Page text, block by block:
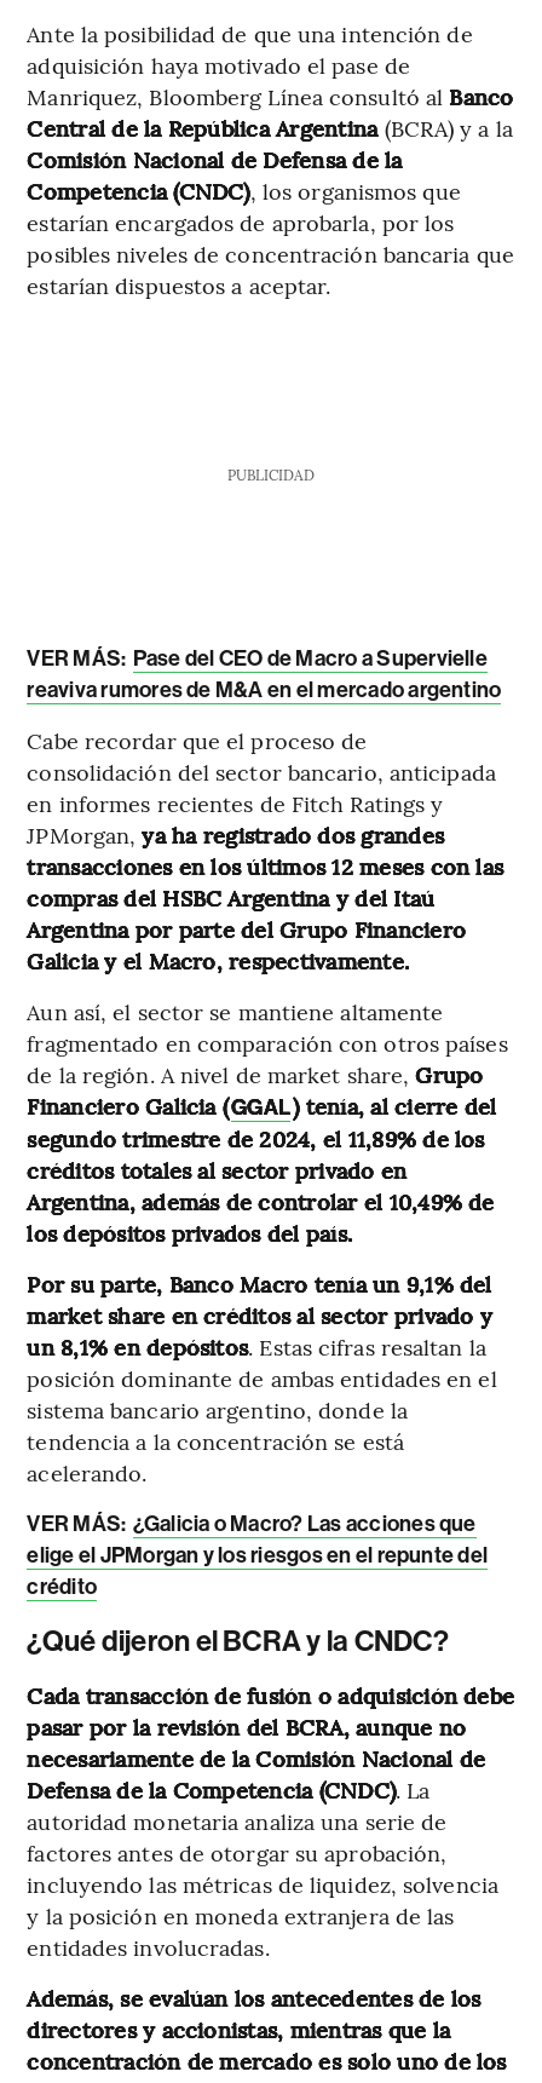
Ante la posibilidad de que una intención de
adquisición haya motivado el pase de
Manriquez, Bloomberg Línea consultó al Banco
Central de la República Argentina (BCRA) y a la
Comisión Nacional de Defensa de la
Competencia (CNDC), los organismos que
estarían encargados de aprobarla, por los
posibles niveles de concentración bancaria que
estarían dispuestos a aceptar.
PUBLICIDAD
VER MÁS: Pase del CEO de Macro a Supervielle
reaviva rumores de M&A en el mercado argentino
Cabe recordar que el proceso de
consolidación del sector bancario, anticipada
en informes recientes de Fitch Ratings y
JPMorgan,ya ha registrado dos grandes
transacciones en los últimos 12 meses con las
compras del HSBC Argentina y del Itaú
Argentina por parte del Grupo Financiero
Galicia y el Macro, respectivamente.
Aun así, el sector se mantiene altamente
fragmentado en comparación con otros países
de la región. A nivel de market share,Grupo
Financiero Galicia (GGAL) tenía, al cierre del
segundo trimestre de 2024, el 11,89% de los
créditos totales al sector privado en
Argentina, además de controlar el 10,49% de
los depósitos privados del país.
Por su parte, Banco Macro tenía un 9,1% del
market share en créditos al sector privado y
un 8,1% en depósitos. Estas cifras resaltan la
posición dominante de ambas entidades en el
sistema bancario argentino, donde la
tendencia a la concentración se está
acelerando.
VER MÁS: ¿Galicia o Macro? Las acciones que
elige el JPMorgan y los riesgos en el repunte del
crédito
¿Qué dijeron el BCRA y la CNDC?
Cada transacción de fusión o adquisición debe
pasar por la revisión del BCRA, aunque no
necesariamente de la Comisión Nacional de
Defensa de la Competencia (CNDC). La
autoridad monetaria analiza una serie de
factores antes de otorgar su aprobación,
incluyendo las métricas de liquidez, solvencia
y la posición en moneda extranjera de las
entidades involucradas.
Además, se evalúan los antecedentes de los
directores y accionistas, mientras que la
concentración de mercado es solo uno de los